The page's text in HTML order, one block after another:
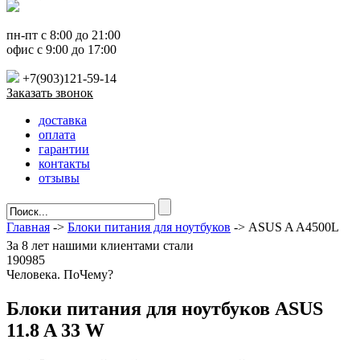
пн-пт с 8:00 до 21:00
офис с 9:00 до 17:00
+7(903)121-59-14
Заказать звонок
доставка
оплата
гарантии
контакты
отзывы
Главная -> Блоки питания для ноутбуков -> ASUS A A4500L
За 8 лет нашими клиентами стали
190985
Человека. ПоЧему?
Блоки питания для ноутбуков ASUS
11.8 A 33 W